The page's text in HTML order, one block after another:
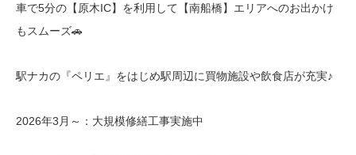
車で5分の【原木IC】を利用して【南船橋】エリアへのお出かけ
もスムーズ🚗
駅ナカの『ペリエ』をはじめ駅周辺に買物施設や飲食店が充実♪
2026年3月～：大規模修繕工事実施中